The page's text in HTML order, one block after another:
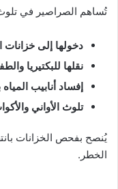
تُساهم الصراصير في
دخولها إلى خزانات
نقلها للبكتيريا
إفساد أنابيب المياه
تلوث الأواني
يُنصح بفحص الخزانات
الخطر.